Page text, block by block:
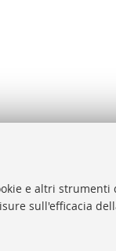
e altri
sull'efficacia